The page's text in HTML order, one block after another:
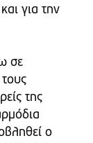
για την
σε
της
ο